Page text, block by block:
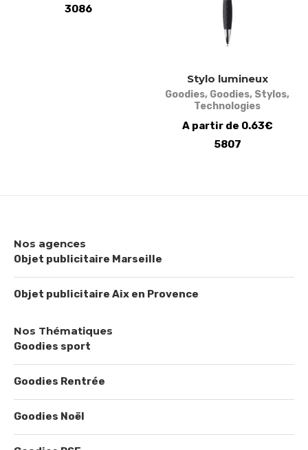
3086
Stylo lumineux
Goodies, Goodies, Stylos,
Technologies
A partir de 0.63€
5807
Nos agences
Objet publicitaire Marseille
Objet publicitaire Aix en Provence
Nos Thématiques
Goodies sport
Goodies Rentrée
Goodies Noël